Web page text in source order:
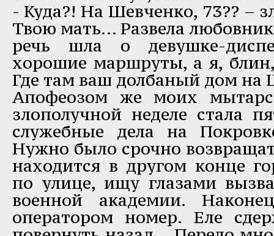
- Куда?! На Шевченко, 73?? –
Твою мать… Развела
речь шла о девушке-
хорошие маршруты, а я,
Где там ваш долбаный дом на
Апофеозом же моих
злополучной неделе стала
служебные дела на
Нужно было срочно
находится в другом конце
по улице, ищу глазами
военной академии.
оператором номер. Еле